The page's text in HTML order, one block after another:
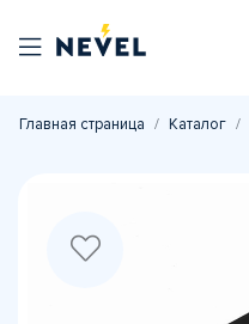
Главная страница Каталог